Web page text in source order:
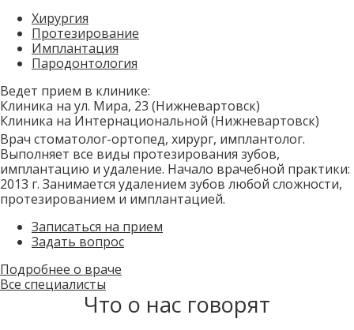
Хирургия
Протезирование
Имплантация
Пародонтология
Ведет прием в клинике:
Клиника на ул. Мира, 23 (Нижневартовск)
Клиника на Интернациональной (Нижневартовск)
Врач стоматолог-ортопед, хирург, имплантолог.
Выполняет все виды протезирования зубов,
имплантацию и удаление. Начало врачебной практики:
2013 г. Занимается удалением зубов любой сложности,
протезированием и имплантацией.
Записаться на прием
Задать вопрос
Подробнее о враче
Все специалисты
Что о нас говорят